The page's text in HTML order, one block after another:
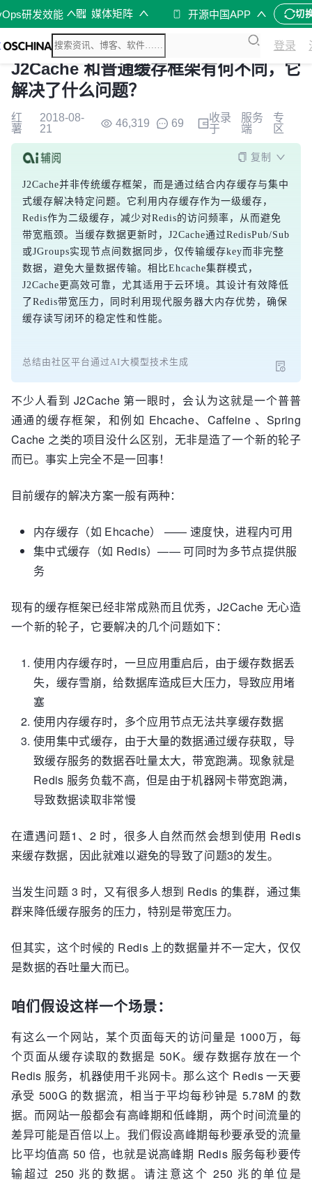
研发效能 媒体矩阵 开源中国APP 切
登录
J2Cache 和普通缓存框架有何不同，它
解决了什么问题？
红
薯
2018-08-
21
46,319 69
收录
于
服务
端
专
区
复制
J2Cache并非传统缓存框架，而是通过结合内存缓存与集中
式缓存解决特定问题。它利用内存缓存作为一级缓存，
Redis作为二级缓存，减少对Redis的访问频率，从而避免
带宽瓶颈。当缓存数据更新时，J2Cache通过RedisPub/Sub
或JGroups实现节点间数据同步，仅传输缓存key而非完整
数据，避免大量数据传输。相比Ehcache集群模式，
J2Cache更高效可靠，尤其适用于云环境。其设计有效降低
了Redis带宽压力，同时利用现代服务器大内存优势，确保
缓存读写闭环的稳定性和性能。
总结由社区平台通过AI大模型技术生成
不少人看到 J2Cache 第一眼时，会认为这就是一个普普
通通的缓存框架，和例如 Ehcache、Caffeine 、Spring
Cache 之类的项目没什么区别，无非是造了一个新的轮子
而已。事实上完全不是一回事！
目前缓存的解决方案一般有两种：
内存缓存（如 Ehcache） —— 速度快，进程内可用
集中式缓存（如 Redis）—— 可同时为多节点提供服
务
现有的缓存框架已经非常成熟而且优秀，J2Cache 无心造
一个新的轮子，它要解决的几个问题如下：
使用内存缓存时，一旦应用重启后，由于缓存数据丢
失，缓存雪崩，给数据库造成巨大压力，导致应用堵
塞
使用内存缓存时，多个应用节点无法共享缓存数据
使用集中式缓存，由于大量的数据通过缓存获取，导
致缓存服务的数据吞吐量太大，带宽跑满。现象就是
Redis 服务负载不高，但是由于机器网卡带宽跑满，
导致数据读取非常慢
在遭遇问题1、2 时，很多人自然而然会想到使用 Redis
来缓存数据，因此就难以避免的导致了问题3的发生。
当发生问题 3 时，又有很多人想到 Redis 的集群，通过集
群来降低缓存服务的压力，特别是带宽压力。
但其实，这个时候的 Redis 上的数据量并不一定大，仅仅
是数据的吞吐量大而已。
咱们假设这样一个场景：
有这么一个网站，某个页面每天的访问量是 1000万，每
个页面从缓存读取的数据是 50K。缓存数据存放在一个
Redis 服务，机器使用千兆网卡。那么这个 Redis 一天要
承受 500G 的数据流，相当于平均每秒钟是 5.78M 的数
据。而网站一般都会有高峰期和低峰期，两个时间流量的
差异可能是百倍以上。我们假设高峰期每秒要承受的流量
比平均值高 50 倍，也就是说高峰期 Redis 服务每秒要传
输超过 250 兆的数据。请注意这个 250 兆的单位是